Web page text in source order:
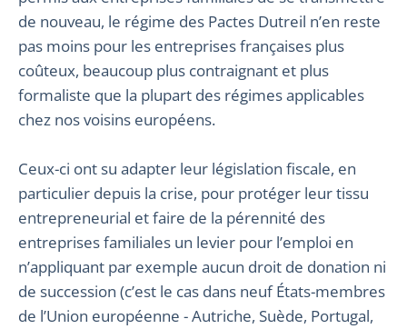
de nouveau, le régime des Pactes Dutreil n’en reste
pas moins pour les entreprises françaises plus
coûteux, beaucoup plus contraignant et plus
formaliste que la plupart des régimes applicables
chez nos voisins européens.
Ceux-ci ont su adapter leur législation fiscale, en
particulier depuis la crise, pour protéger leur tissu
entrepreneurial et faire de la pérennité des
entreprises familiales un levier pour l’emploi en
n’appliquant par exemple aucun droit de donation ni
de succession (c’est le cas dans neuf États-membres
de l’Union européenne - Autriche, Suède, Portugal,